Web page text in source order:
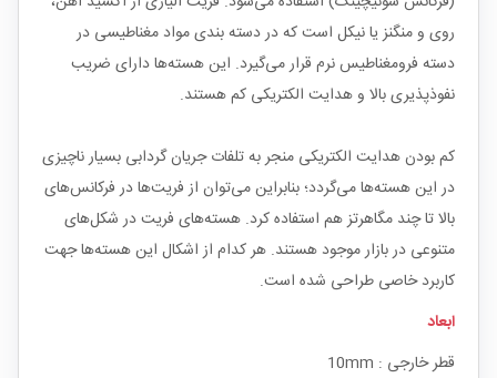
روی و منگنز یا نیکل است که در دسته بندی مواد مغناطیسی در
دسته فرومغناطیس نرم قرار می‌گیرد. این هسته‌ها دارای ضریب
نفوذپذیری بالا و هدایت الکتریکی کم هستند.
کم بودن هدایت الکتریکی منجر به تلفات جریان گردابی بسیار ناچیزی
در این هسته‌ها می‌گردد؛ بنابراین می‌توان از فریت‌ها در فرکانس‌های
بالا تا چند مگاهرتز هم استفاده کرد. هسته‌های فریت در شکل‌های
متنوعی در بازار موجود هستند. هر کدام از اشکال این هسته‌ها جهت
کاربرد خاصی طراحی شده است.
ابعاد
قطر خارجی : 10mm